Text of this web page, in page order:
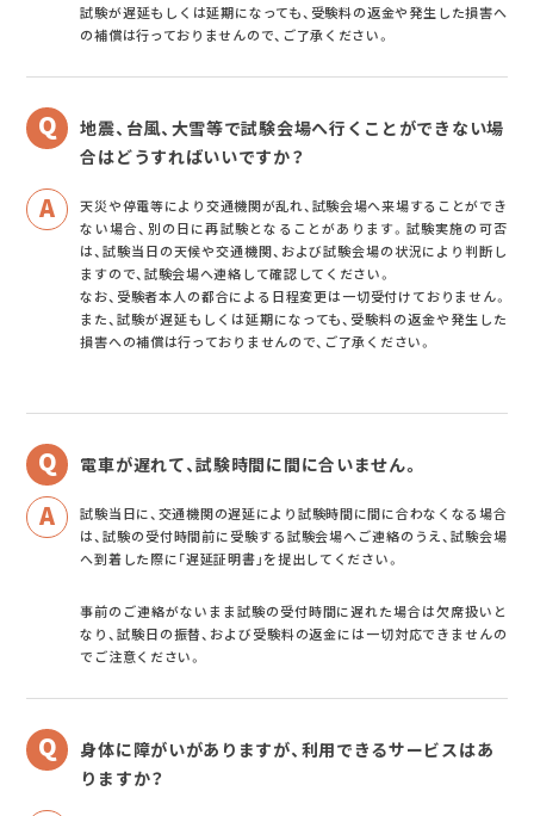
試験が遅延もしくは延期になっても、受験料の返金や発生した損害へ
の補償は行っておりませんので、ご了承ください。
地震、台風、大雪等で試験会場へ行くことができない場
合はどうすればいいですか？
天災や停電等により交通機関が乱れ、試験会場へ来場することができ
ない場合、別の日に再試験となることがあります。試験実施の可否
は、試験当日の天候や交通機関、および試験会場の状況により判断し
ますので、試験会場へ連絡して確認してください。
なお、受験者本人の都合による日程変更は一切受付けておりません。
また、試験が遅延もしくは延期になっても、受験料の返金や発生した
損害への補償は行っておりませんので、ご了承ください。
電車が遅れて、試験時間に間に合いません。
試験当日に、交通機関の遅延により試験時間に間に合わなくなる場合
は、試験の受付時間前に受験する試験会場へご連絡のうえ、試験会場
へ到着した際に「遅延証明書」を提出してください。
事前のご連絡がないまま試験の受付時間に遅れた場合は欠席扱いと
なり、試験日の振替、および受験料の返金には一切対応できませんの
でご注意ください。
身体に障がいがありますが、利用できるサービスはあ
りますか？